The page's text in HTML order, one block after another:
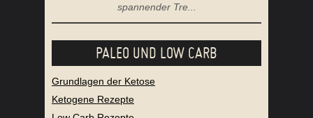
spannender Tre...
PALEO UND LOW CARB
Grundlagen der Ketose
Ketogene Rezepte